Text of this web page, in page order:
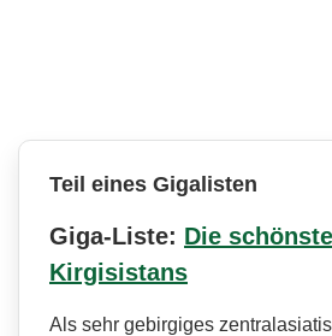
Teil eines Gigalisten
Giga-Liste: Die
Kirgisistans
Als sehr gebirgiges